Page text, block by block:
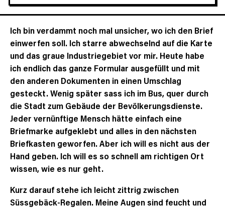
Ich bin verdammt noch mal unsicher, wo ich den Brief
einwerfen soll. Ich starre abwechselnd auf die Karte
und das graue Industriegebiet vor mir. Heute habe
ich endlich das ganze Formular ausgefüllt und mit
den anderen Dokumenten in einen Umschlag
gesteckt. Wenig später sass ich im Bus, quer durch
die Stadt zum Gebäude der Bevölkerungsdienste.
Jeder vernünftige Mensch hätte einfach eine
Briefmarke aufgeklebt und alles in den nächsten
Briefkasten geworfen. Aber ich will es nicht aus der
Hand geben. Ich will es so schnell am richtigen Ort
wissen, wie es nur geht.
Kurz darauf stehe ich leicht zittrig zwischen
Süssgebäck-Regalen. Meine Augen sind feucht und